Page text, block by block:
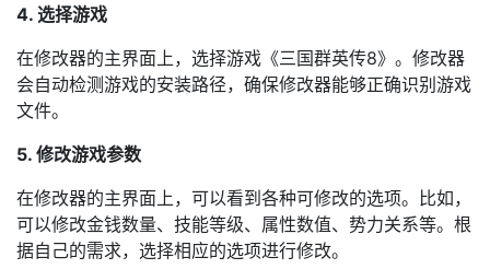
4. 选择游戏
在修改器的主界面上，选择游戏《三国群英传8》。修改器
会自动检测游戏的安装路径，确保修改器能够正确识别游戏
文件。
5. 修改游戏参数
在修改器的主界面上，可以看到各种可修改的选项。比如，
可以修改金钱数量、技能等级、属性数值、势力关系等。根
据自己的需求，选择相应的选项进行修改。